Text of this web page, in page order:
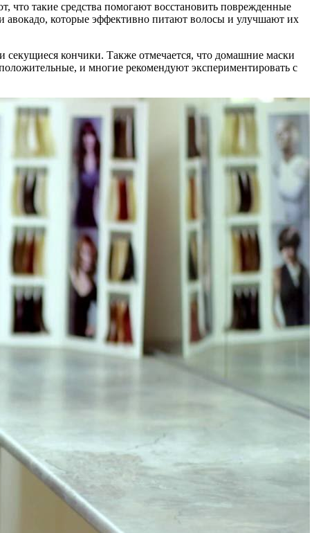
такие средства помогают восстановить поврежденные
авокадо, которые эффективно питают волосы и улучшают их
секущиеся кончики. Также отмечается, что домашние маски
и многие рекомендуют экспериментировать с